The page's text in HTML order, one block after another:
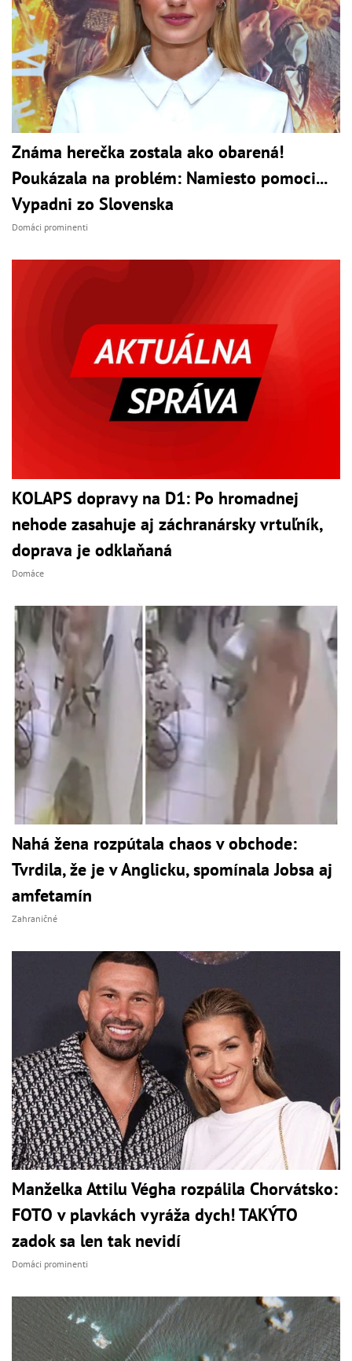
Známa herečka zostala ako obarená!
Poukázala na problém: Namiesto pomoci...
Vypadni zo Slovenska
Domáci prominenti
KOLAPS dopravy na D1: Po hromadnej
nehode zasahuje aj záchranársky vrtuľník,
doprava je odklaňaná
Domáce
Nahá žena rozpútala chaos v obchode:
Tvrdila, že je v Anglicku, spomínala Jobsa aj
amfetamín
Zahraničné
Manželka Attilu Végha rozpálila Chorvátsko:
FOTO v plavkách vyráža dych! TAKÝTO
zadok sa len tak nevidí
Domáci prominenti